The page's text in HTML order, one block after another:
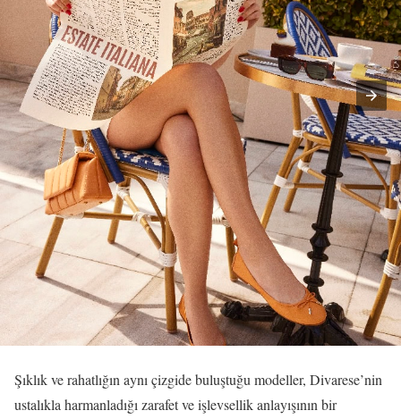
Şıklık ve rahatlığın aynı çizgide buluştuğu modeller, Divarese’nin
ustalıkla harmanladığı zarafet ve işlevsellik anlayışının bir